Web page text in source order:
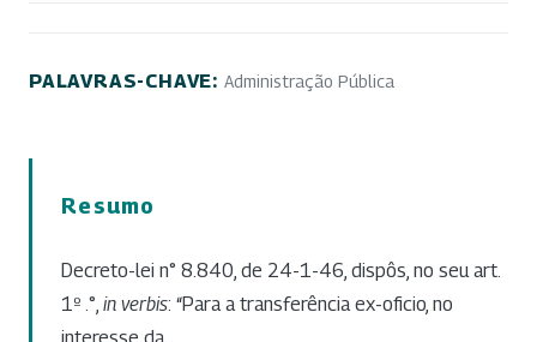
PALAVRAS-CHAVE: Administração Pública
Resumo
Decreto-lei n° 8.840, de 24-1-46, dispôs, no seu art.
1º .°, in verbis: “Para a transferência ex-oficio, no
interesse da